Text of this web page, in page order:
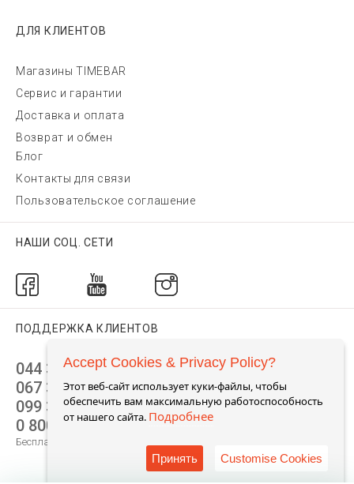
ДЛЯ КЛИЕНТОВ
Магазины TIMEBAR
Сервис и гарантии
Доставка и оплата
Возврат и обмен
Блог
Контакты для связи
Пользовательское соглашение
НАШИ СОЦ. СЕТИ
ПОДДЕРЖКА КЛИЕНТОВ
044 392 44 45
067 344 14 44 (viber)
099 399 23 80
0 800 305 805
Бесплатно по Украине
Accept Cookies & Privacy Policy?
Этот веб-сайт использует куки-файлы, чтобы
обеспечить вам максимальную работоспособность
от нашего сайта. Подробнее
Принять Customise Cookies